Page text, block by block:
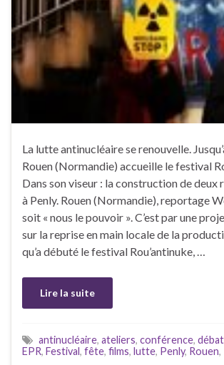
La lutte antinucléaire se renouvelle.
Rouen (Normandie) accueille le festival
Dans son viseur : la construction de deux
à Penly. Rouen (Normandie), reportage
soit « nous le pouvoir ». C’est par une
sur la reprise en main locale de la
qu’a débuté le festival Rou’antinuke, …
Lire la suite
antinucléaire, ateliers, conférence,
EPR, Festival , fête, films, lutte, Penly, Rouen,